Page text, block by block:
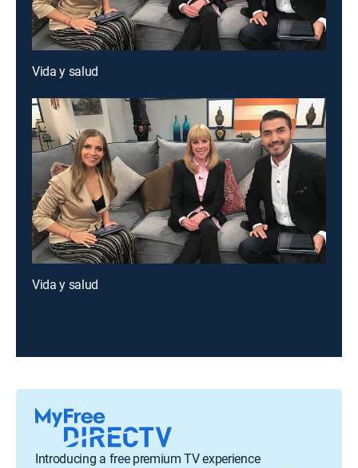
Vida y salud
Vida y salud
Introducing a free premium TV experience